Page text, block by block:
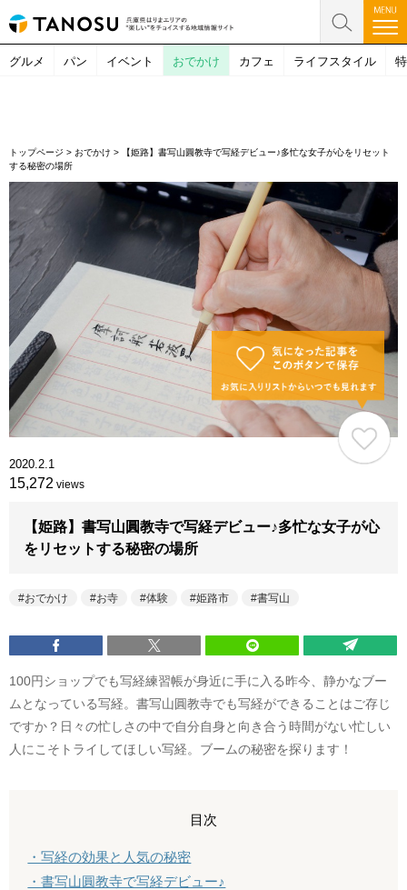
グルメ パン イベント おでかけ カフェ ライフスタイル
トップページ > おでかけ >
【姫路】書写山圓教寺で写経デビュー♪多忙な女子が心をリセット
する秘密の場所
2020.2.1
15,272 views
【姫路】書写山圓教寺で写経デビュー♪多忙な女子が心
をリセットする秘密の場所
おでかけ お寺 体験 姫路市 書写山
100円ショップでも写経練習帳が身近に手に入る昨今、静かなブー
ムとなっている写経。書写山圓教寺でも写経ができることはご存じ
ですか？日々の忙しさの中で自分自身と向き合う時間がない忙しい
人にこそトライしてほしい写経。ブームの秘密を探ります！
目次
・写経の効果と人気の秘密
・書写山圓教寺で写経デビュー♪